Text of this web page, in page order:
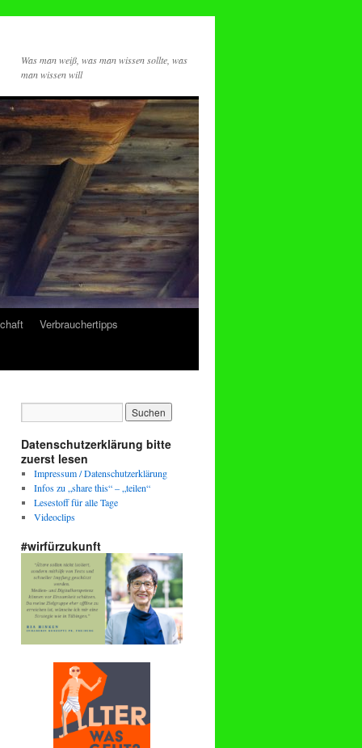
Was man weiß, was man wissen sollte, was
man wissen will
Verbrauchertipps
Datenschutzerklärung bitte
zuerst lesen
Impressum / Datenschutzerklärung
Infos zu „share this“ – „teilen“
Lesestoff für alle Tage
Videoclips
#wirfürzukunft